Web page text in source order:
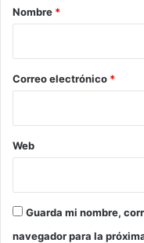
r
*
Nombre *
Correo electrónico *
Web
Guarda mi nombre,
navegador para la